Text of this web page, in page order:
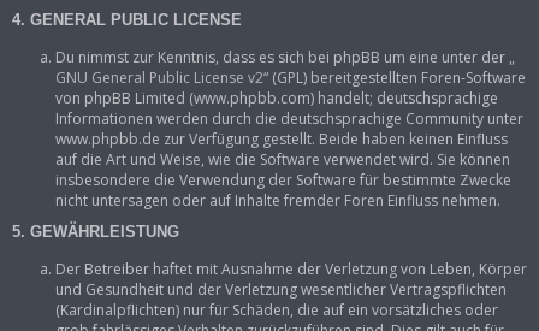
4. GENERAL PUBLIC LICENSE
Du nimmst zur Kenntnis, dass es sich bei phpBB um eine unter der „
GNU General Public License v2“ (GPL) bereitgestellten Foren-Software
von phpBB Limited (www.phpbb.com) handelt; deutschsprachige
Informationen werden durch die deutschsprachige Community unter
www.phpbb.de zur Verfügung gestellt. Beide haben keinen Einfluss
auf die Art und Weise, wie die Software verwendet wird. Sie können
insbesondere die Verwendung der Software für bestimmte Zwecke
nicht untersagen oder auf Inhalte fremder Foren Einfluss nehmen.
5. GEWÄHRLEISTUNG
Der Betreiber haftet mit Ausnahme der Verletzung von Leben, Körper
und Gesundheit und der Verletzung wesentlicher Vertragspflichten
(Kardinalpflichten) nur für Schäden, die auf ein vorsätzliches oder